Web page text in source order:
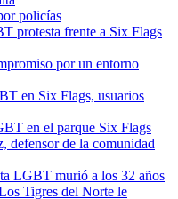
policías
protesta frente a Six Flags
por un entorno
en Six Flags, usuarios
en el parque Six Flags
defensor de la comunidad
LGBT murió a los 32 años
Tigres del Norte le